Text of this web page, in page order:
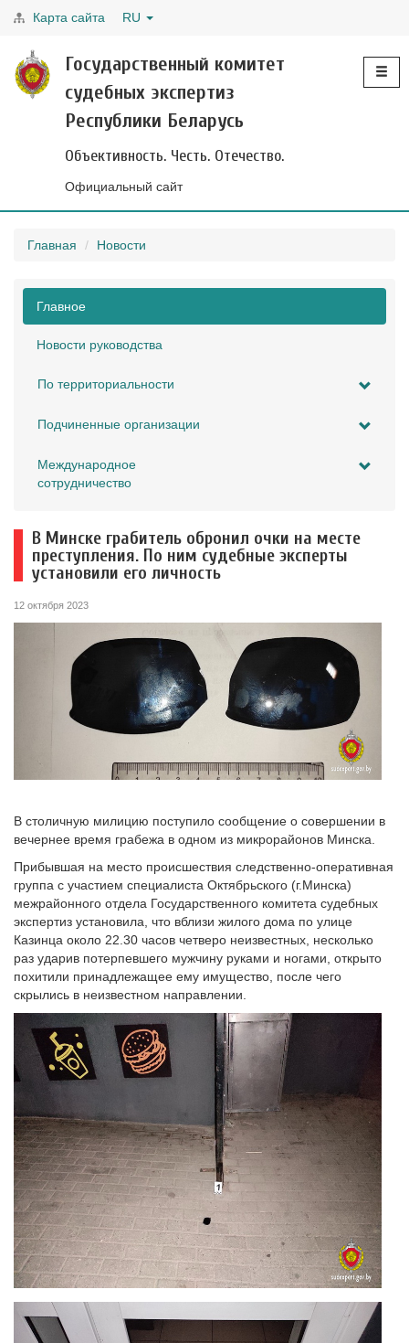
Карта сайта RU
Государственный комитет
судебных экспертиз
Республики Беларусь
Объективность. Честь. Отечество.
Официальный сайт
Главная Новости
Главное
Новости руководства
По территориальности
Подчиненные организации
Международное
сотрудничество
В Минске грабитель обронил очки на месте
преступления. По ним судебные эксперты
установили его личность
12 октября 2023
В столичную милицию поступило сообщение о совершении в
вечернее время грабежа в одном из микрорайонов Минска.
Прибывшая на место происшествия следственно-оперативная
группа с участием специалиста Октябрьского (г.Минска)
межрайонного отдела Государственного комитета судебных
экспертиз установила, что вблизи жилого дома по улице
Казинца около 22.30 часов четверо неизвестных, несколько
раз ударив потерпевшего мужчину руками и ногами, открыто
похитили принадлежащее ему имущество, после чего
скрылись в неизвестном направлении.